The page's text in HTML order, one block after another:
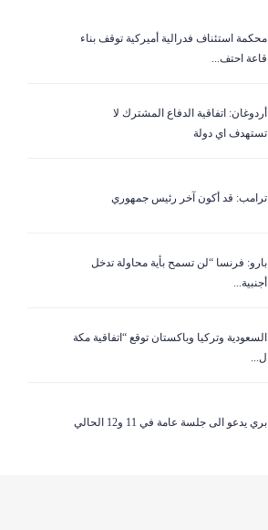
‏محكمة استئناف فدرالية أميركية توقف بناء
قاعة احتف...
أردوغان: اتفاقية الدفاع المشترك لا
تستهدف اي دولة
ترامب: قد أكون آخر رئيس جمهوري
بارو: فرنسا “لن تسمح بأية محاولة تدخل
أجنبية...
السعودية وتركيا وباكستان توقع “اتفاقية مكة
ل...
بري يدعو الى جلسة عامة في 11 و12 الحالي